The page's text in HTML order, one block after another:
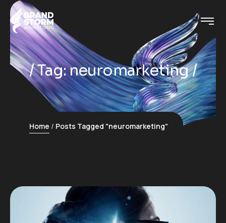
Tag:neuromarketing
Home Posts Tagged "neuromarketing"